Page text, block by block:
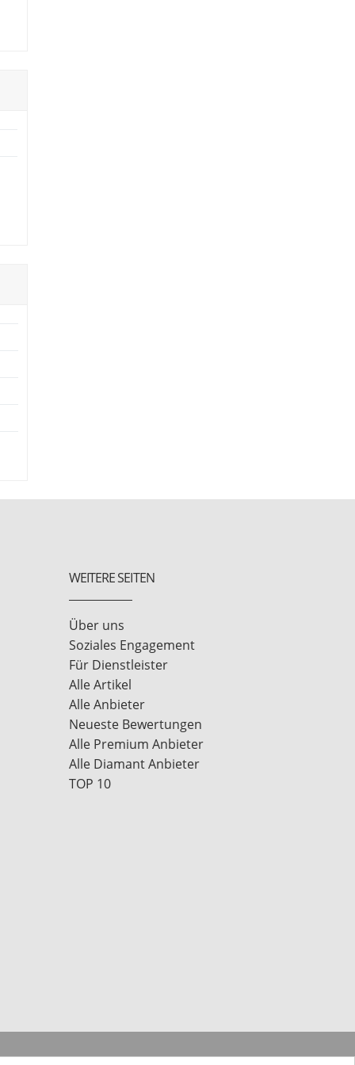
WEITERE SEITEN
Über uns
Soziales Engagement
Für Dienstleister
Alle Artikel
Alle Anbieter
Neueste Bewertungen
Alle Premium Anbieter
Alle Diamant Anbieter
TOP 10